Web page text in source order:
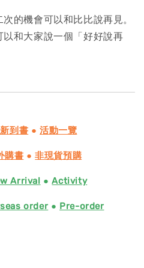
的機會可以和比比說再見。
和大家說一個「好好說再
到書 ●活動一覽
購書 ●非現貨預購
Arrival ●Activity
order● Pre-order